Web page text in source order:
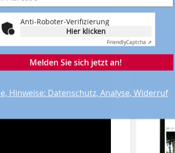
Anti-Roboter-Verifizierung
Hier klicken
FriendlyCaptcha ⇗
Melden Sie sich jetzt an!
Hinweise: Datenschutz, Analyse, Widerruf